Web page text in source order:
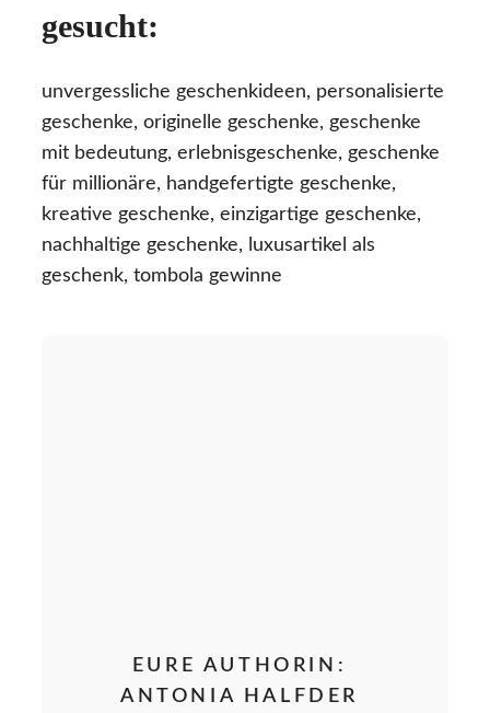
gesucht:
unvergessliche geschenkideen, personalisierte
geschenke, originelle geschenke, geschenke
mit bedeutung, erlebnisgeschenke, geschenke
für millionäre, handgefertigte geschenke,
kreative geschenke, einzigartige geschenke,
nachhaltige geschenke, luxusartikel als
geschenk, tombola gewinne
EURE AUTHORIN:
ANTONIA HALFDER